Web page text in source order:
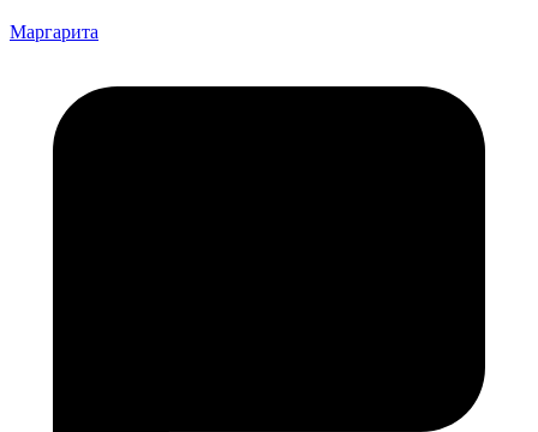
Маргарита